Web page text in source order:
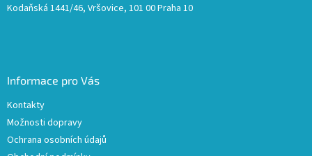
Kodaňská 1441/46, Vršovice, 101 00 Praha 10
Informace pro Vás
Kontakty
Možnosti dopravy
Ochrana osobních údajů